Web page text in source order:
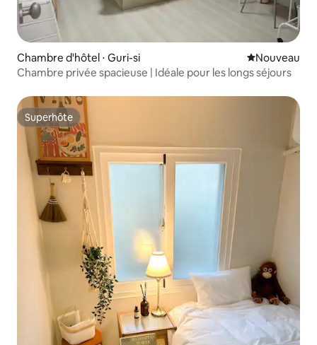
Chambre d'hôtel ⋅ Guri-si Nouvel
Nouveau
Chambre privée spacieuse | Idéale pour les longs séjours
Superhôte
Superhôte